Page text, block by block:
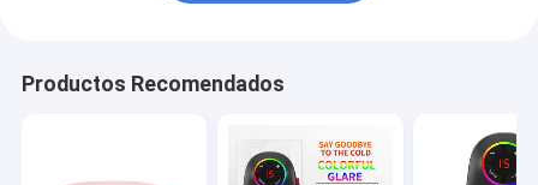
Productos Recomendados